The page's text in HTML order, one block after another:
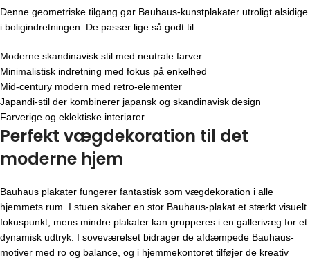
Denne geometriske tilgang gør Bauhaus-kunstplakater utroligt alsidige
i boligindretningen. De passer lige så godt til:
Moderne skandinavisk stil med neutrale farver
Minimalistisk indretning med fokus på enkelhed
Mid-century modern med retro-elementer
Japandi-stil der kombinerer japansk og skandinavisk design
Farverige og eklektiske interiører
Perfekt vægdekoration til det
moderne hjem
Bauhaus plakater fungerer fantastisk som vægdekoration i alle
hjemmets rum. I stuen skaber en stor Bauhaus-plakat et stærkt visuelt
fokuspunkt, mens mindre plakater kan grupperes i en gallerivæg for et
dynamisk udtryk. I soveværelset bidrager de afdæmpede Bauhaus-
motiver med ro og balance, og i hjemmekontoret tilføjer de kreativ